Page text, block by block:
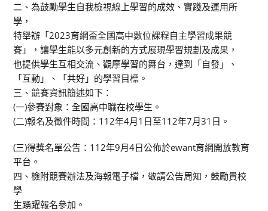
二、為鼓勵學生自我檢視線上學習的成效、實踐及運用所
學，
特舉辦「2023育網盃全國高中數位課程自主學習成果競
賽」，讓學生能以多元創新的方式展現學習規劃及成果，
也提供學生互相交流、觀摩學習的舞台，達到「自發」、
「互動」、「共好」的學習目標。
三、競賽資訊簡述如下：
(一)參賽對象：全國高中職在校學生。
(二)報名及徵件時間：112年4月1日至112年7月31日。
(三)得獎名單公告：112年9月4日公佈於ewant育網開放教育
平台。
四、檢附競賽辦法及海報電子檔，敬請公告周知，鼓勵貴校
學
生踴躍報名參加。